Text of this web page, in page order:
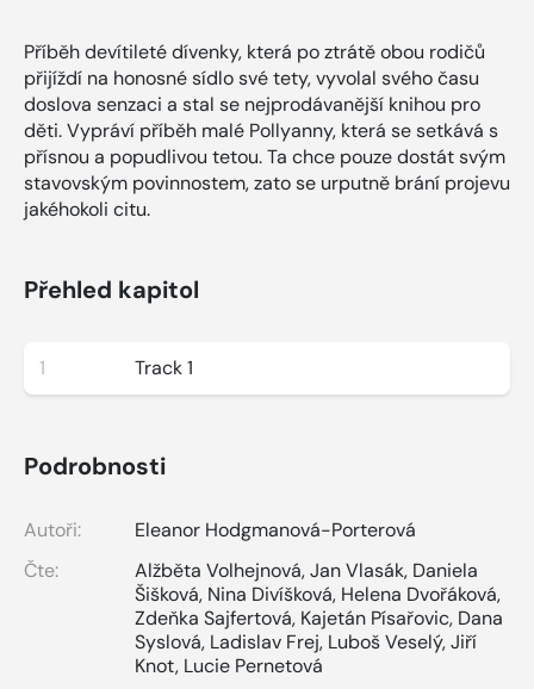
Příběh devítileté dívenky, která po ztrátě obou rodičů
přijíždí na honosné sídlo své tety, vyvolal svého času
doslova senzaci a stal se nejprodávanější knihou pro
děti. Vypráví příběh malé Pollyanny, která se setkává s
přísnou a popudlivou tetou. Ta chce pouze dostát svým
stavovským povinnostem, zato se urputně brání projevu
jakéhokoli citu.
Přehled kapitol
1 Track 1
Podrobnosti
Autoři:
Eleanor Hodgmanová-Porterová
Čte:
Alžběta Volhejnová,Jan Vlasák, Daniela
Šišková, Nina Divíšková, Helena Dvořáková,
Zdeňka Sajfertová, Kajetán Písařovic, Dana
Syslová, Ladislav Frej, Luboš Veselý,Jiří
Knot, Lucie Pernetová